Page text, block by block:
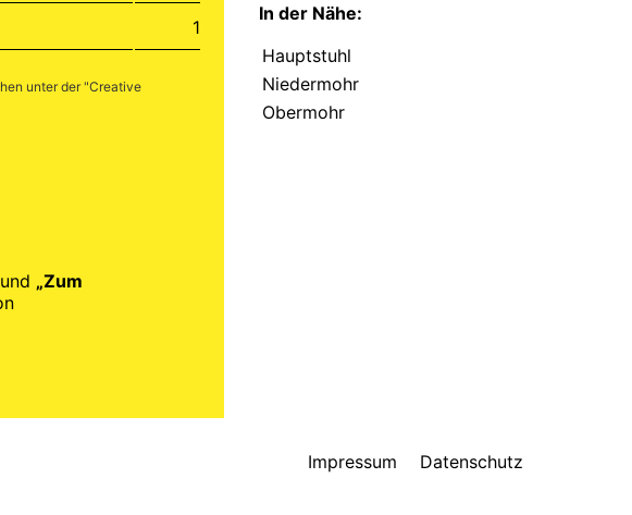
1
unter der "Creative
„Zum
In der Nähe:
Hauptstuhl
Niedermohr
Obermohr
Impressum Datenschutz